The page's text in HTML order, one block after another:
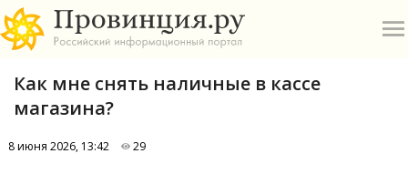
Как мне снять наличные в кассе
магазина?
8 июня 2026, 13:42 29